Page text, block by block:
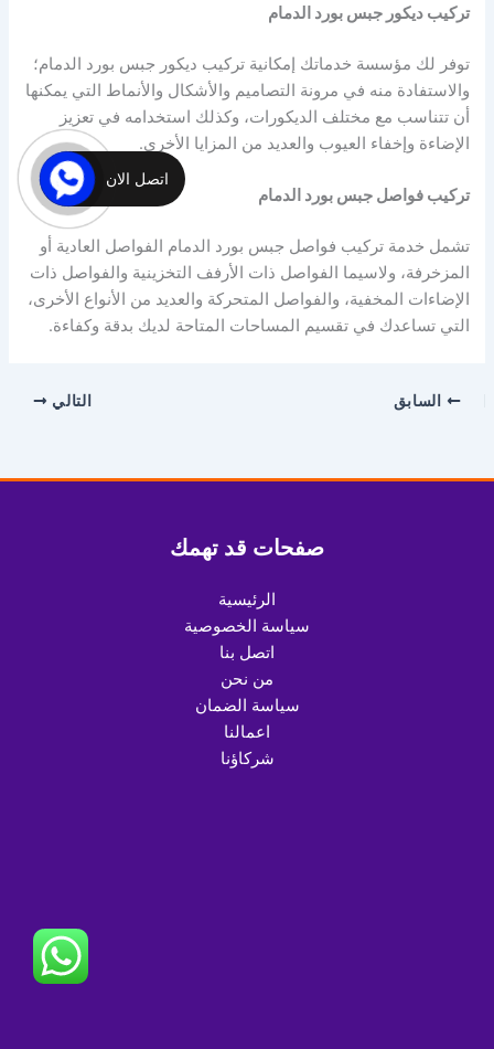
تركيب ديكور جبس بورد الدمام
توفر لك مؤسسة خدماتك إمكانية تركيب ديكور جبس بورد الدمام؛
والاستفادة منه في مرونة التصاميم والأشكال والأنماط التي يمكنها
أن تتناسب مع مختلف الديكورات، وكذلك استخدامه في تعزيز
الإضاءة وإخفاء العيوب والعديد من المزايا الأخرى.
تركيب فواصل جبس بورد الدمام
تشمل خدمة تركيب فواصل جبس بورد الدمام الفواصل العادية أو
المزخرفة، ولاسيما الفواصل ذات الأرفف التخزينية والفواصل ذات
الإضاءات المخفية، والفواصل المتحركة والعديد من الأنواع الأخرى،
التي تساعدك في تقسيم المساحات المتاحة لديك بدقة وكفاءة.
السابق التالي
صفحات قد تهمك
الرئيسية
سياسة الخصوصية
اتصل بنا
من نحن
سياسة الضمان
اعمالنا
شركاؤنا
اتصل الان